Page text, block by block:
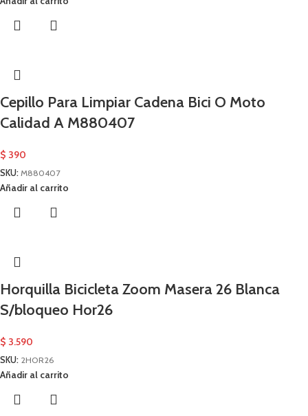
Cepillo Para Limpiar Cadena Bici O Moto
Calidad A M880407
$ 390
SKU: M880407
Añadir al carrito
Horquilla Bicicleta Zoom Masera 26 Blanca
S/bloqueo Hor26
$ 3.590
SKU: 2HOR26
Añadir al carrito